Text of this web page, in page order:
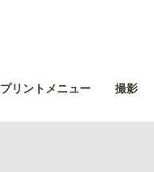
プリントメニュー 撮影